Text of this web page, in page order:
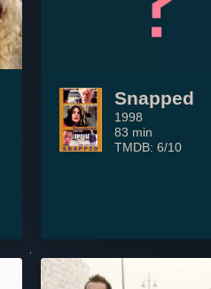
Snapped
1998
83 min
TMDB: 6/10